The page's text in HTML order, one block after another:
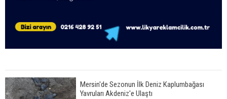
Mersin'de Sezonun İlk Deniz Kaplumbağası
Yavruları Akdeniz'e Ulaştı